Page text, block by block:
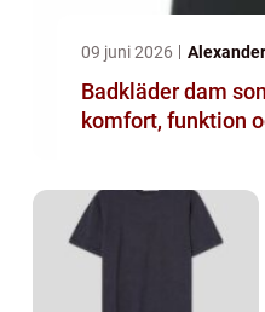
09 juni 2026
Badkläder dam
komfort, funktion